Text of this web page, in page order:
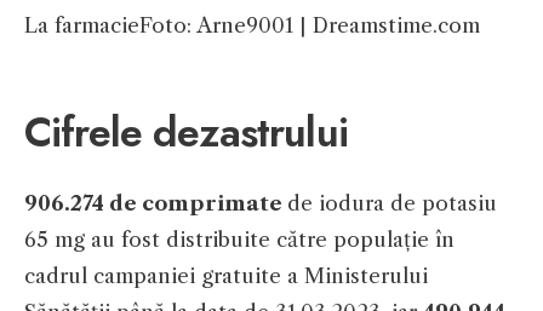
La farmacieFoto: Arne9001 | Dreamstime.com
Cifrele dezastrului
906.274 de comprimate de iodura de potasiu
65 mg au fost distribuite către populație în
cadrul campaniei gratuite a Ministerului